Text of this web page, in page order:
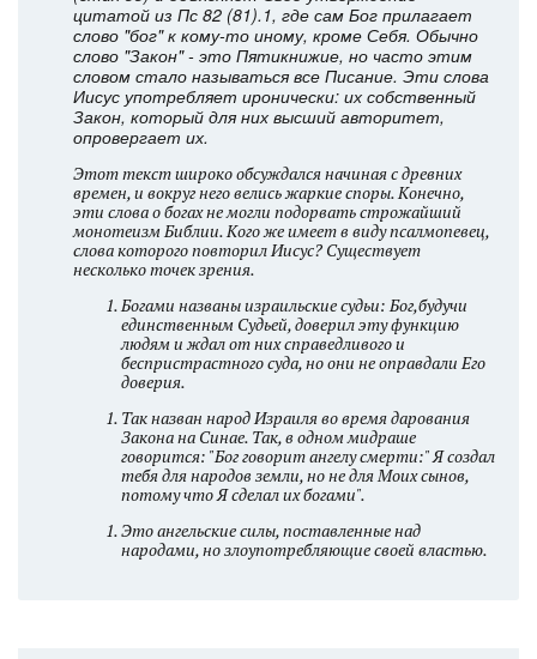
цитатой из Пс 82 (81).1, где сам Бог прилагает
слово "бог" к кому-то иному, кроме Себя. Обычно
слово "Закон" - это Пятикнижие, но часто этим
словом стало называться все Писание. Эти слова
Иисус употребляет иронически: их собственный
Закон, который для них высший авторитет,
опровергает их.
Этот текст широко обсуждался начиная с древних
времен, и вокруг него велись жаркие споры. Конечно,
эти слова о богах не могли подорвать строжайший
монотеизм Библии. Кого же имеет в виду псалмопевец,
слова которого повторил Иисус? Существует
несколько точек зрения.
Богами названы израильские судьи: Бог,будучи
единственным Судьей, доверил эту функцию
людям и ждал от них справедливого и
беспристрастного суда, но они не оправдали Его
доверия.
Так назван народ Израиля во время дарования
Закона на Синае. Так, в одном мидраше
говорится: "Бог говорит ангелу смерти:" Я создал
тебя для народов земли, но не для Моих сынов,
потому что Я сделал их богами".
Это ангельские силы, поставленные над
народами, но злоупотребляющие своей властью.